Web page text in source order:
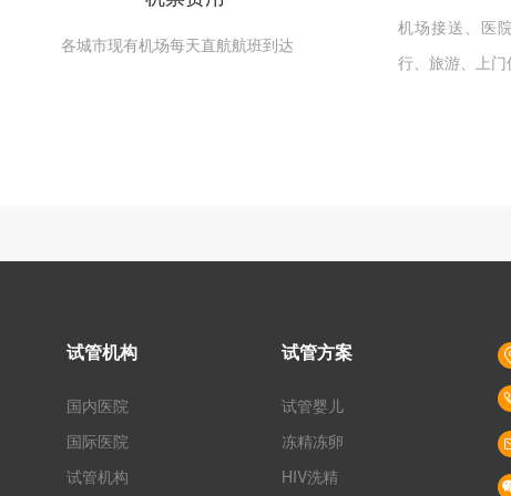
各城市现有机场每天直航航班到达
机场接送、医
行、旅游、上门
试管机构
国内医院
国际医院
试管机构
试管方案
试管婴儿
冻精冻卵
HIV洗精